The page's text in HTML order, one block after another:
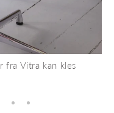
fra Vitra kan kles